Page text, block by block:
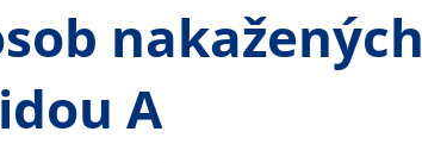
nakažených
A